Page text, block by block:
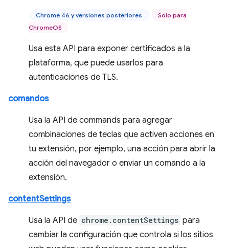
Chrome 46 y versiones posteriores
Solo para
ChromeOS
Usa esta API para exponer certificados a la
plataforma, que puede usarlos para
autenticaciones de TLS.
comandos
Usa la API de commands para agregar
combinaciones de teclas que activen acciones en
tu extensión, por ejemplo, una acción para abrir la
acción del navegador o enviar un comando a la
extensión.
contentSettings
Usa la API de chrome.contentSettings para
cambiar la configuración que controla si los sitios